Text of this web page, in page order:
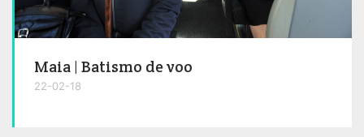
Maia | Batismo de voo
22-02-18